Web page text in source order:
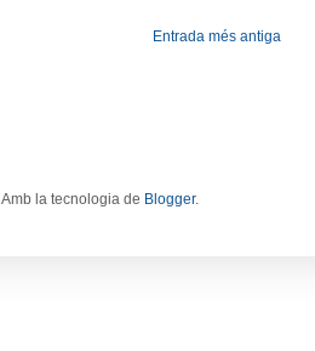
Entrada més antiga
Amb la tecnologia de Blogger.